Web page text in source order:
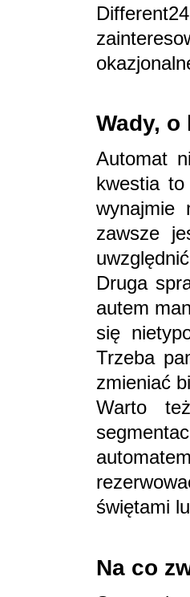
Wady,
Automat
kwestia
wynajmie
zawsze
Druga
autem
się
Trzeba
zmieniać
Warto
świętami
Na co